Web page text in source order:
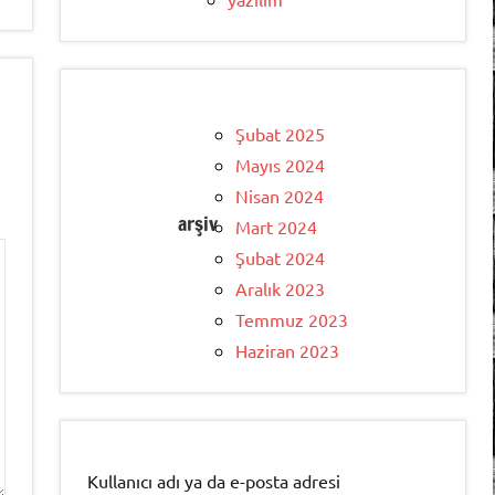
arşiv
Şubat 2025
Mayıs 2024
Nisan 2024
Mart 2024
Şubat 2024
Aralık 2023
Temmuz 2023
Haziran 2023
Kullanıcı adı ya da e-posta adresi